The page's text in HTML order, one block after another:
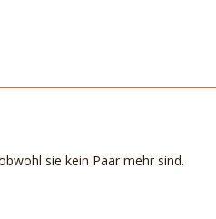
sie kein Paar mehr sind.